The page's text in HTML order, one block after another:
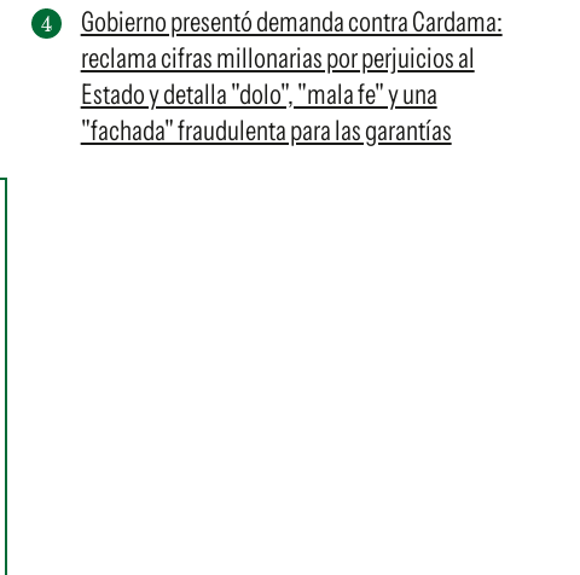
Gobierno presentó demanda contra Cardama:
reclama cifras millonarias por perjuicios al
Estado y detalla "dolo", "mala fe" y una
"fachada" fraudulenta para las garantías